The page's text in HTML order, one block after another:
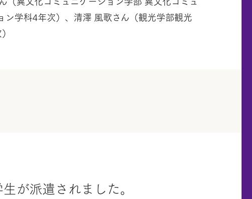
ン学科4年次）、清澤 風歌さん（観光学部観光
が派遣されました。